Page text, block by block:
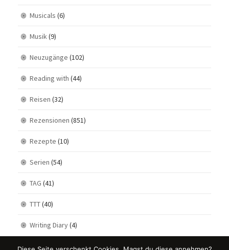
Musicals (6)
Musik(9)
Neuzugänge (102)
Reading with (44)
Reisen (32)
Rezensionen (851)
Rezepte (10)
Serien (54)
TAG (41)
TTT(40)
Writing Diary(4)